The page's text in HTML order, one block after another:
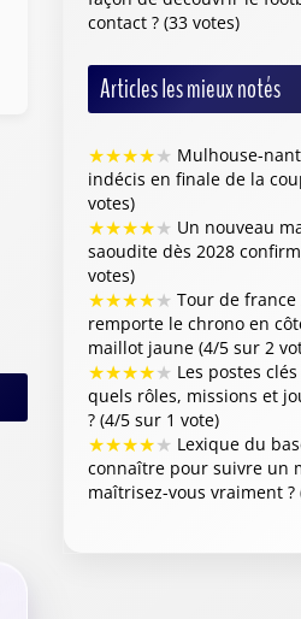
contact ? (33 votes)
Articles les mieux notés
★★★★★ Mulhouse-
indécis en finale de la
votes)
★★★★★ Un nouveau
saoudite dès 2028
votes)
★★★★★ Tour de
remporte le chrono en
maillot jaune (4/5 sur 2
★★★★★ Les postes
quels rôles, missions et
? (4/5 sur 1 vote)
★★★★★ Lexique du
connaître pour suivre un
maîtrisez-vous vraiment ?